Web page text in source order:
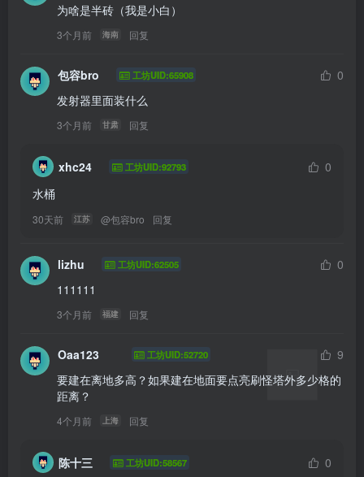
为啥是半砖（我是小白）
3个月前 海南 回复
包容bro 工坊UID:65908
0
发射器里面装什么
3个月前 甘肃 回复
xhc24 工坊UID:92793
0
水桶
30天前 江苏 @包容bro 回复
lizhu 工坊UID:62505
0
111111
3个月前 福建 回复
Oaa123 工坊UID:52720
9
要建在离地多高？如果建在地面要点亮刷怪塔外多少格的
距离？
4个月前 上海 回复
陈十三 工坊UID:58567
0